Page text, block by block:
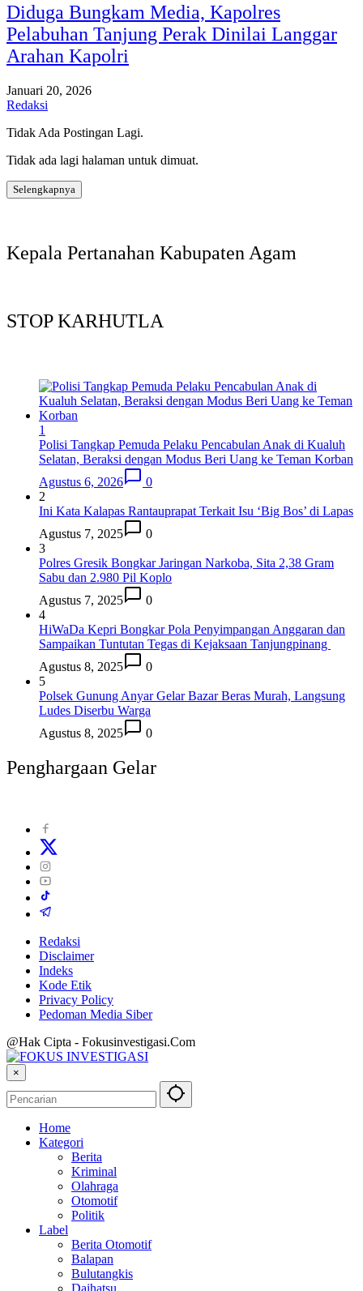
Diduga Bungkam Media, Kapolres
Pelabuhan Tanjung Perak Dinilai Langgar
Arahan Kapolri
Januari 20, 2026
Redaksi
Tidak Ada Postingan Lagi.
Tidak ada lagi halaman untuk dimuat.
Selengkapnya
Kepala Pertanahan Kabupaten Agam
STOP KARHUTLA
1
Polisi Tangkap Pemuda Pelaku Pencabulan Anak di Kualuh
Selatan, Beraksi dengan Modus Beri Uang ke Teman Korban
Agustus 6, 2026
0
2
Ini Kata Kalapas Rantauprapat Terkait Isu ‘Big Bos’ di Lapas
Agustus 7, 2025
0
3
Polres Gresik Bongkar Jaringan Narkoba, Sita 2,38 Gram
Sabu dan 2.980 Pil Koplo
Agustus 7, 2025
0
4
HiWaDa Kepri Bongkar Pola Penyimpangan Anggaran dan
Sampaikan Tuntutan Tegas di Kejaksaan Tanjungpinang
Agustus 8, 2025
0
5
Polsek Gunung Anyar Gelar Bazar Beras Murah, Langsung
Ludes Diserbu Warga
Agustus 8, 2025
0
Penghargaan Gelar
Redaksi
Disclaimer
Indeks
Kode Etik
Privacy Policy
Pedoman Media Siber
@Hak Cipta - Fokusinvestigasi.Com
×
Home
Kategori
Berita
Kriminal
Olahraga
Otomotif
Politik
Label
Berita Otomotif
Balapan
Bulutangkis
Daihatsu